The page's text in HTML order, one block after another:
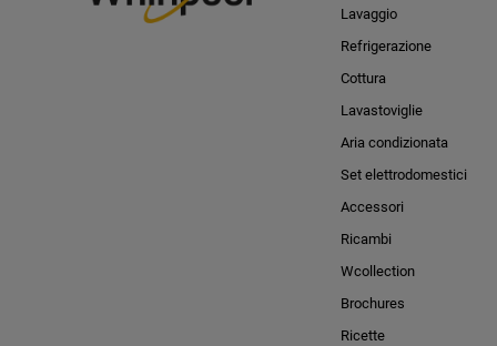
Lavaggio
Refrigerazione
Cottura
Lavastoviglie
Aria condizionata
Set elettrodomestici
Accessori
Ricambi
Wcollection
Brochures
Ricette